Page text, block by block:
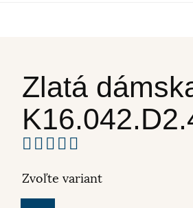
Zlatá
Zvoľte variant